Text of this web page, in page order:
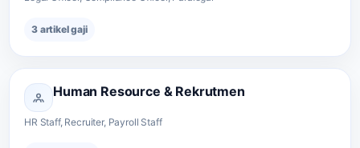
3 artikel gaji
Human Resource & Rekrutmen
HR Staff, Recruiter, Payroll Staff